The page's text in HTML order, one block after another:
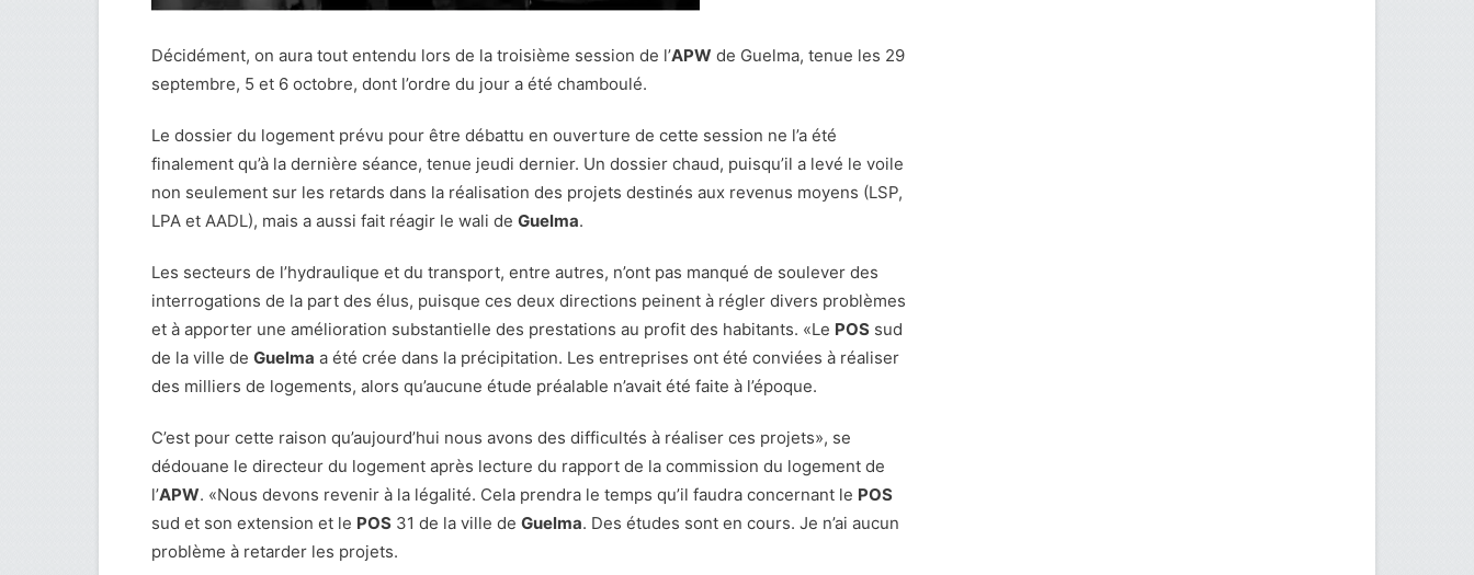
Décidément, on aura tout entendu lors de la troisième session de l’APW de Guelma, tenue les 29
septembre, 5 et 6 octobre, dont l’ordre du jour a été chamboulé.
Le dossier du logement prévu pour être débattu en ouverture de cette session ne l’a été
finalement qu’à la dernière séance, tenue jeudi dernier. Un dossier chaud, puisqu’il a levé le voile
non seulement sur les retards dans la réalisation des projets destinés aux revenus moyens (LSP,
LPA et AADL), mais a aussi fait réagir le wali de Guelma.
Les secteurs de l’hydraulique et du transport, entre autres, n’ont pas manqué de soulever des
interrogations de la part des élus, puisque ces deux directions peinent à régler divers problèmes
et à apporter une amélioration substantielle des prestations au profit des habitants. «Le POS sud
de la ville de Guelma a été crée dans la précipitation. Les entreprises ont été conviées à réaliser
des milliers de logements, alors qu’aucune étude préalable n’avait été faite à l’époque.
C’est pour cette raison qu’aujourd’hui nous avons des difficultés à réaliser ces projets», se
dédouane le directeur du logement après lecture du rapport de la commission du logement de
l’APW. «Nous devons revenir à la légalité. Cela prendra le temps qu’il faudra concernant le POS
sud et son extension et le POS 31 de la ville de Guelma. Des études sont en cours. Je n’ai aucun
problème à retarder les projets.